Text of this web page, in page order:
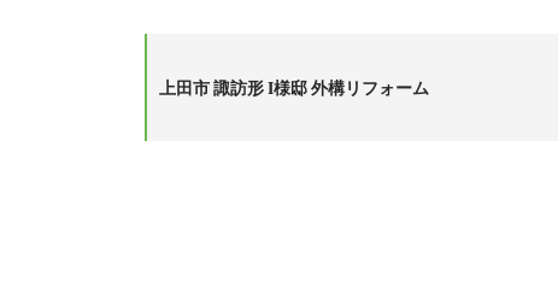
上田市 諏訪形 I様邸 外構リフォーム